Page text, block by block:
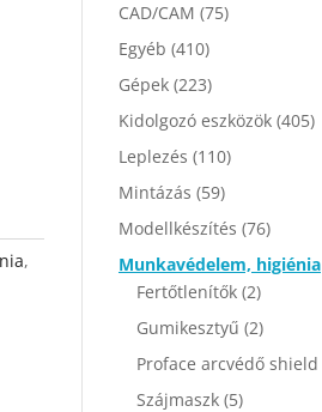
,
CAD/CAM (75)
Egyéb (410)
Gépek (223)
Kidolgozó eszközök (405)
Leplezés (110)
Mintázás (59)
Modellkészítés (76)
Munkavédelem, higiénia
Fertőtlenítők (2)
Gumikesztyű (2)
Proface arcvédő shield
Szájmaszk (5)